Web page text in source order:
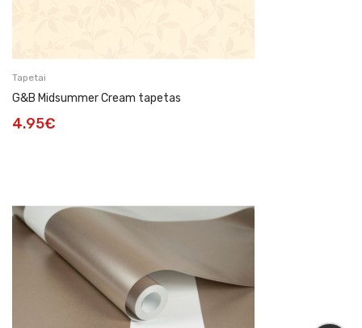
Tapetai
G&B Midsummer Cream tapetas
4.95€